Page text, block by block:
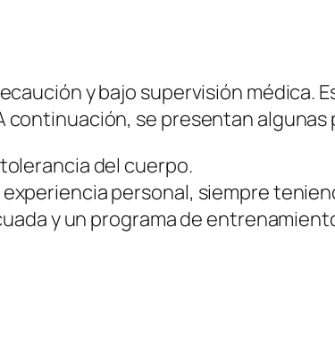
y bajo supervisión médica.
se presentan algunas
del cuerpo.
personal, siempre
y un programa de